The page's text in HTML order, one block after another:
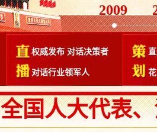
2009
权威发布 对话决策者
对话行业领军人
全国人大代表